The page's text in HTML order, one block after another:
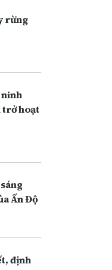
rừng
ninh
trở hoạt
Ấn Độ
định